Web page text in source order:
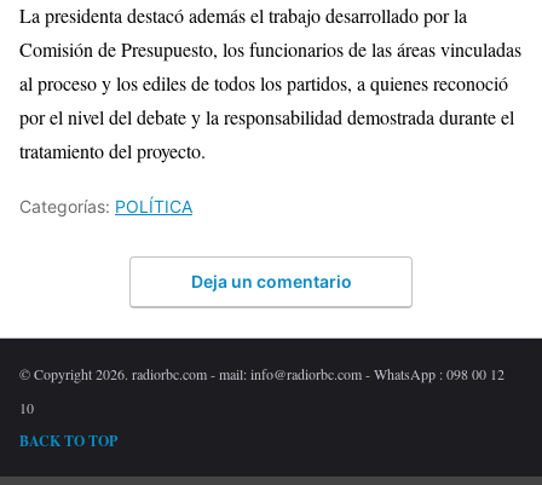
La presidenta destacó además el trabajo desarrollado por la
Comisión de Presupuesto, los funcionarios de las áreas vinculadas
al proceso y los ediles de todos los partidos, a quienes reconoció
por el nivel del debate y la responsabilidad demostrada durante el
tratamiento del proyecto.
Categorías: POLÍTICA
Deja un comentario
© Copyright 2026. radiorbc.com - mail: info@radiorbc.com - WhatsApp : 098 00 12
10
BACK TO TOP